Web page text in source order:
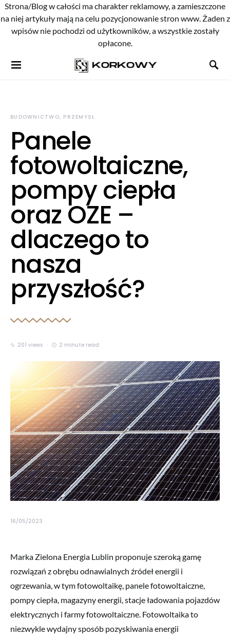
Strona/Blog w całości ma charakter reklamowy, a zamieszczone
na niej artykuły mają na celu pozycjonowanie stron www. Żaden z
wpisów nie pochodzi od użytkowników, a wszystkie zostały
opłacone.
BUDOWNICTWO, PRZEMYSŁ
Panele
fotowoltaiczne,
pompy ciepła
oraz OZE –
dlaczego to
nasza
przyszłość?
201 views 2 minute read
16/05/2023
Marka Zielona Energia Lublin proponuje szeroką gamę
rozwiązań z obrębu odnawialnych źródeł energii i
ogrzewania, w tym fotowoltaikę, panele fotowoltaiczne,
pompy ciepła, magazyny energii, stacje ładowania pojazdów
elektrycznych i farmy fotowoltaiczne. Fotowoltaika to
niezwykle wydajny sposób pozyskiwania energii